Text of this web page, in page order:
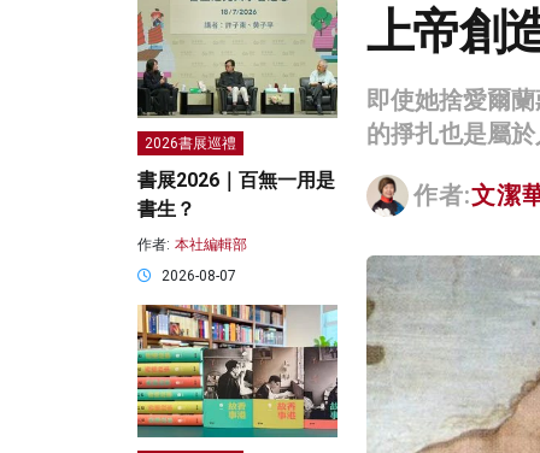
上帝創
即使她捨愛爾
的掙扎也是屬
作者:文潔
2026書展巡禮
書展2026｜百無一用是
書生？
作者: 本社編輯部
2026-08-07